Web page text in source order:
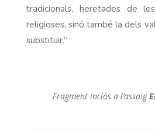
tradicionals, heretades de
religioses, sinó també la dels
substituir.”
Fragment inclòs a l’assaig